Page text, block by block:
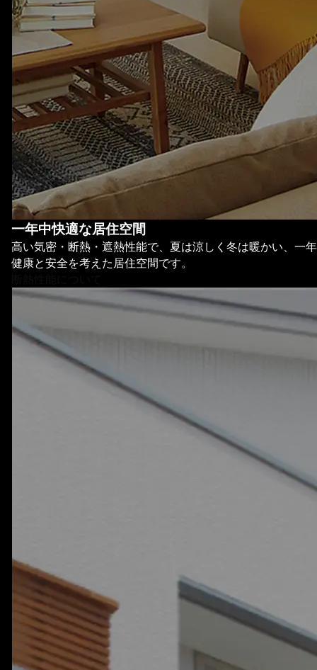
一年中快適な居住空間
高い気密・断熱・遮熱性能で、夏は涼しく冬は暖かい、一
健康と安全を考えた居住空間です。